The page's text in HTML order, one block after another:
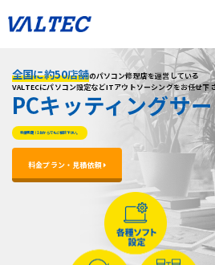
全国に約50店舗のパソコン修理店を運営している
VALTECにパソコン設定などITアウトソーシングをお任せ下
PCキッティングサ
料金明朗！1台からでもご相談下さい。
料金プラン・見積依頼
全国に約50店舗のパソコン修理店を運営している
VALTECにパソコン設定などITアウトソーシングをお任せ下
PCキッティングサ
料金明朗！1台からでもご相談下さい。
料金プラン・見積依頼
全国に約50店舗のパソコン修理店を運営している
VALTECにパソコン設定などITアウトソーシングをお任せ下
PCキッティングサ
料金明朗！1台からでもご相談下さい。
料金プラン・見積依頼